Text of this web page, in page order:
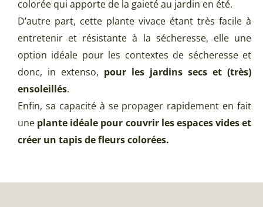
colorée qui apporte de la gaieté au jardin en été.
D’autre part, cette plante vivace étant très facile à
entretenir et résistante à la sécheresse, elle une
option idéale pour les contextes de sécheresse et
donc, in extenso, pour les jardins secs et (très)
ensoleillés.
Enfin, sa capacité à se propager rapidement en fait
une plante idéale pour couvrir les espaces vides et
créer un tapis de fleurs colorées.